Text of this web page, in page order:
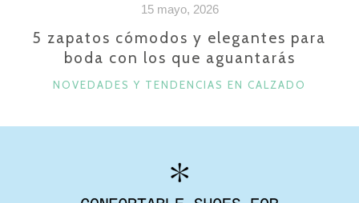
MODA
ESTA
PRIMAVERA
15 mayo, 2026
5 zapatos cómodos y elegantes para
boda con los que aguantarás
CATEGORÍAS
NOVEDADES Y TENDENCIAS EN CALZADO